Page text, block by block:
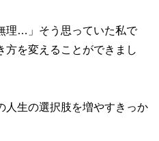
理…」そう思っていた私で
方を変えることができまし
人生の選択肢を増やすきっか